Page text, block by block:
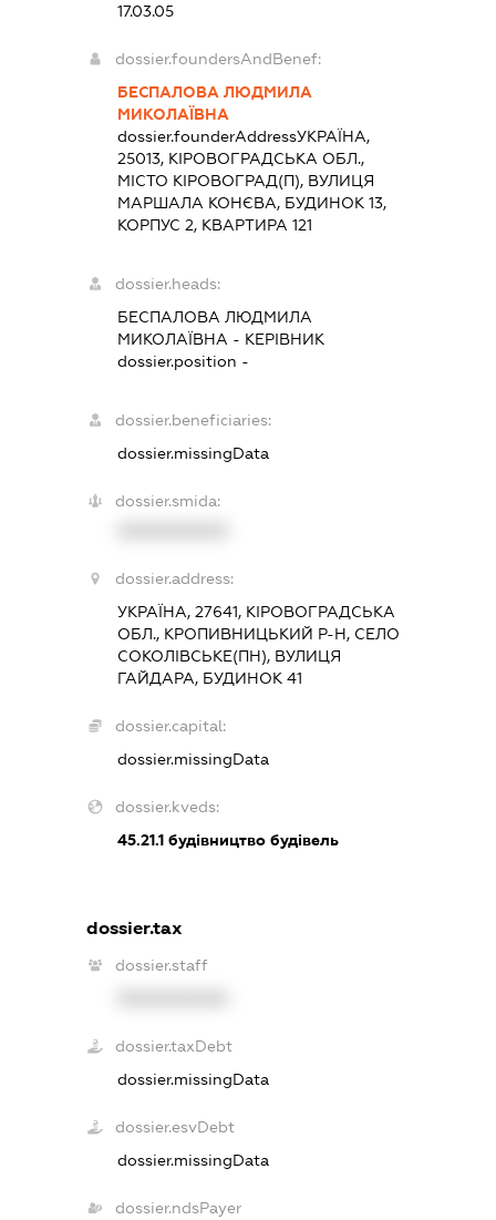
17.03.05
dossier.foundersAndBenef:
БЕСПАЛОВА ЛЮДМИЛА
МИКОЛАЇВНА
dossier.founderAddressУКРАЇНА,
25013, КІРОВОГРАДСЬКА ОБЛ.,
МІСТО КІРОВОГРАД(П), ВУЛИЦЯ
МАРШАЛА КОНЄВА, БУДИНОК 13,
КОРПУС 2, КВАРТИРА 121
dossier.heads:
БЕСПАЛОВА ЛЮДМИЛА
МИКОЛАЇВНА - КЕРІВНИК
dossier.position -
dossier.beneficiaries:
dossier.missingData
dossier.smida:
dossier.address:
УКРАЇНА, 27641, КІРОВОГРАДСЬКА
ОБЛ., КРОПИВНИЦЬКИЙ Р-Н, СЕЛО
СОКОЛІВСЬКЕ(ПН), ВУЛИЦЯ
ГАЙДАРА, БУДИНОК 41
dossier.capital:
dossier.missingData
dossier.kveds:
45.21.1будівництво будівель
dossier.tax
dossier.staff
dossier.taxDebt
dossier.missingData
dossier.esvDebt
dossier.missingData
dossier.ndsPayer